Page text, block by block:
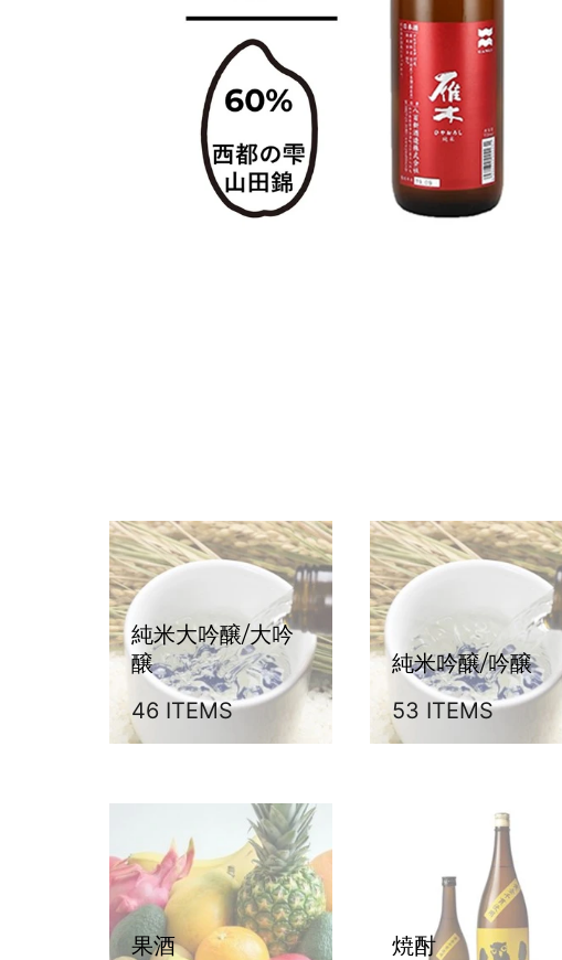
純米大吟醸/大吟
醸
46 ITEMS
純米吟醸/吟醸
53 ITEMS
果酒
焼酎